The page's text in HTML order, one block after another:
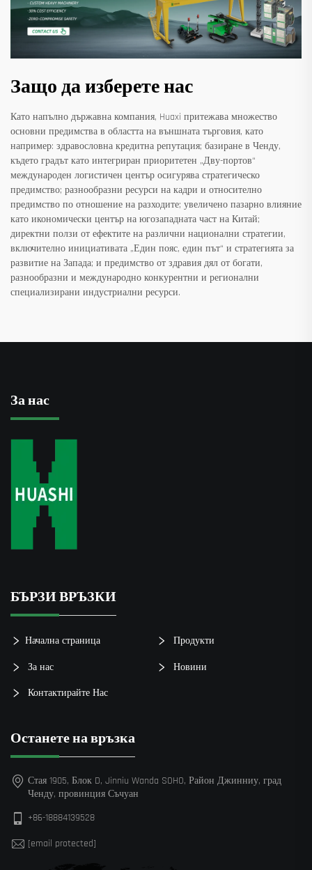
Защо да изберете нас
Като напълно държавна компания, Huaxi притежава множество
основни предимства в областта на външната търговия, като
например: здравословна кредитна репутация; базиране в Ченду,
където градът като интегриран приоритетен „Дву-портов“
международен логистичен център осигурява стратегическо
предимство; разнообразни ресурси на кадри и относително
предимство по отношение на разходите; увеличено пазарно влияние
като икономически център на югозападната част на Китай;
директни ползи от ефектите на различни национални стратегии,
включително инициативата „Един пояс, един път“ и стратегията за
развитие на Запада; и предимство от здравия дял от богати,
разнообразни и международно конкурентни и регионални
специализирани индустриални ресурси.
За нас
БЪРЗИ ВРЪЗКИ
Начална страница Продукти
За нас Новини
Контактирайте Нас
Останете на връзка
Стая 1905, Блок D, Jinniu Wanda SOHO, Район Джинниу, град
Ченду, провинция Съчуан
+86-18884139528
[email protected]